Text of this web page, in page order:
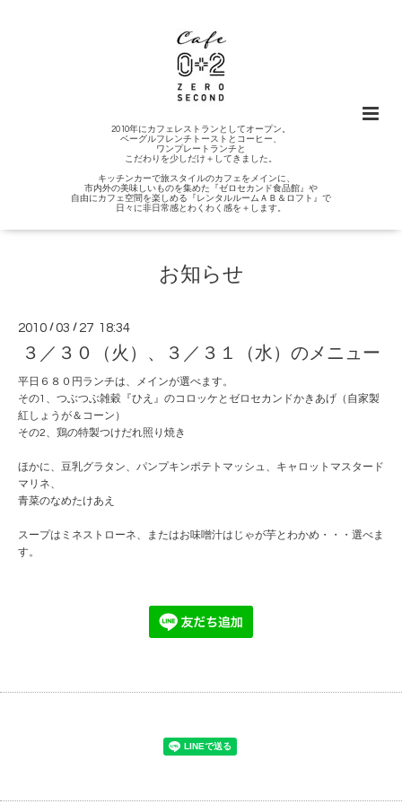
2010年にカフェレストランとしてオープン。
ベーグルフレンチトーストとコーヒー、
ワンプレートランチと
こだわりを少しだけ＋してきました。
キッチンカーで旅スタイルのカフェをメインに、
市内外の美味しいものを集めた『ゼロセカンド食品館』や
自由にカフェ空間を楽しめる『レンタルルームＡＢ＆ロフト』で
日々に非日常感とわくわく感を＋します。
お知らせ
2010 /03 / 27 18:34
３／３０（火）、３／３１（水）のメニュー
平日６８０円ランチは、メインが選べます。
その1、つぶつぶ雑穀『ひえ』のコロッケとゼロセカンドかきあげ（自家製
紅しょうが＆コーン）
その2、鶏の特製つけだれ照り焼き
ほかに、豆乳グラタン、パンプキンポテトマッシュ、キャロットマスタード
マリネ、
青菜のなめたけあえ
スープはミネストローネ、またはお味噌汁はじゃが芋とわかめ・・・選べま
す。